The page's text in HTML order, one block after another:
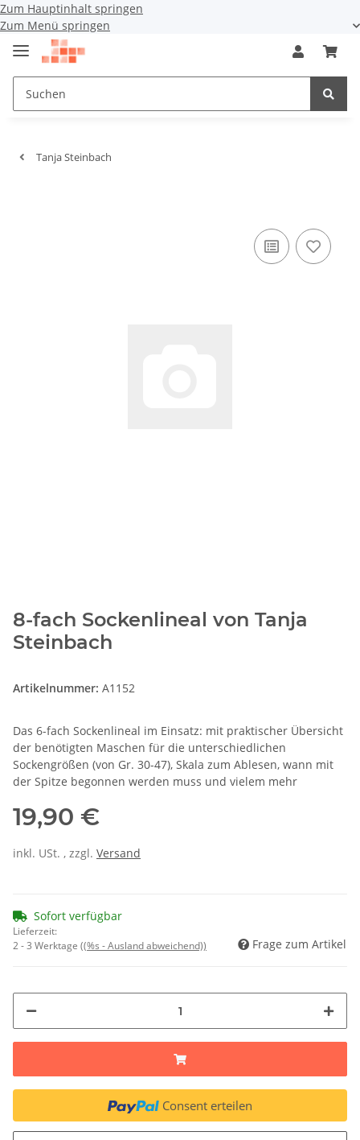
Zum Hauptinhalt springen
Zum Menü springen
Tanja Steinbach
8-fach Sockenlineal von Tanja
Steinbach
Artikelnummer: A1152
Das 6-fach Sockenlineal im Einsatz: mit praktischer Übersicht
der benötigten Maschen für die unterschiedlichen
Sockengrößen (von Gr. 30-47), Skala zum Ablesen, wann mit
der Spitze begonnen werden muss und vielem mehr
19,90 €
inkl. USt. , zzgl. Versand
Sofort verfügbar
Lieferzeit:
2 - 3 Werktage ((%s - Ausland abweichend)) Frage zum Artikel
Consent erteilen